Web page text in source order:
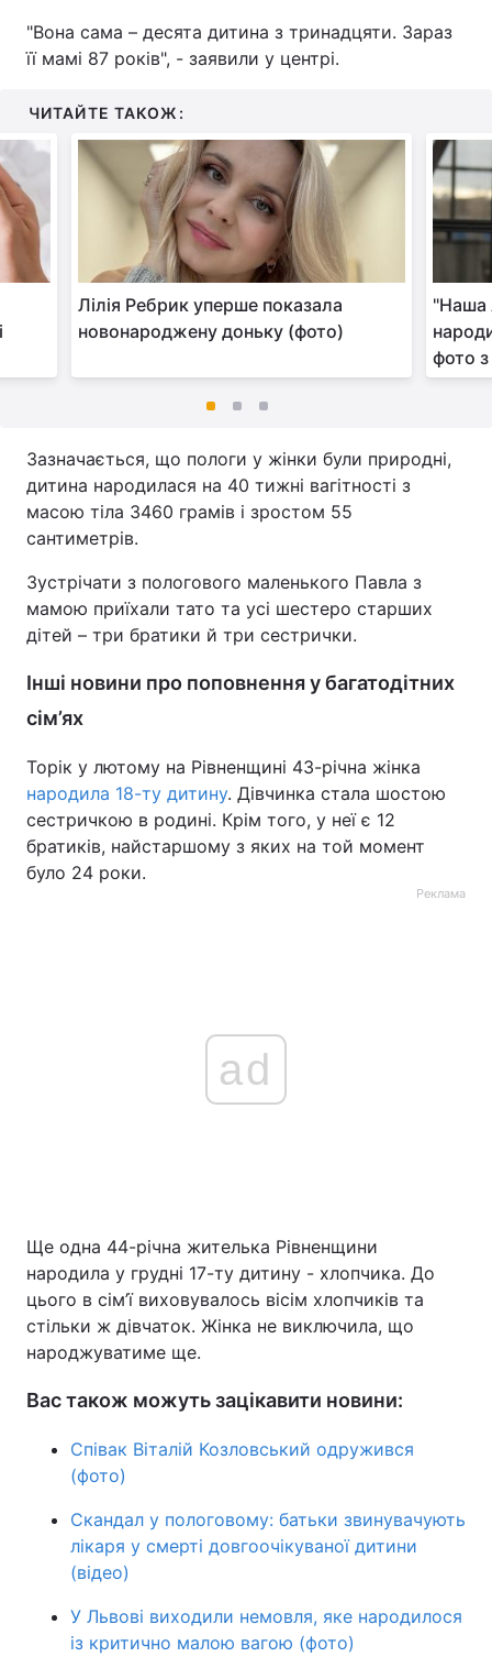
"Вона сама – десята дитина з тринадцяти. Зараз
її мамі 87 років", - заявили у центрі.
ЧИТАЙТЕ ТАКОЖ:
Лілія Ребрик уперше показала
новонароджену доньку (фото)
"Наша
фото
Зазначається, що пологи у жінки були природні,
дитина народилася на 40 тижні вагітності з
масою тіла 3460 грамів і зростом 55
сантиметрів.
Зустрічати з пологового маленького Павла з
мамою приїхали тато та усі шестеро старших
дітей – три братики й три сестрички.
Інші новини про поповнення у багатодітних
сім’ях
Торік у лютому на Рівненщині 43-річна жінка
народила 18-ту дитину. Дівчинка стала шостою
сестричкою в родині. Крім того, у неї є 12
братиків, найстаршому з яких на той момент
було 24 роки.
Реклама
ad
Ще одна 44-річна жителька Рівненщини
народила у грудні 17-ту дитину - хлопчика. До
цього в сім’ї виховувалось вісім хлопчиків та
стільки ж дівчаток. Жінка не виключила, що
народжуватиме ще.
Вас також можуть зацікавити новини:
Співак Віталій Козловський одружився
(фото)
Скандал у пологовому: батьки звинувачують
лікаря у смерті довгоочікуваної дитини
(відео)
У Львові виходили немовля, яке народилося
із критично малою вагою (фото)